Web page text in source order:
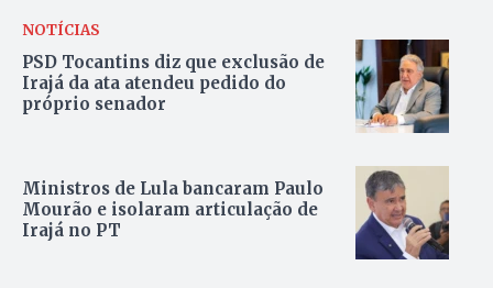
NOTÍCIAS
PSD Tocantins diz que exclusão de
Irajá da ata atendeu pedido do
próprio senador
Ministros de Lula bancaram Paulo
Mourão e isolaram articulação de
Irajá no PT